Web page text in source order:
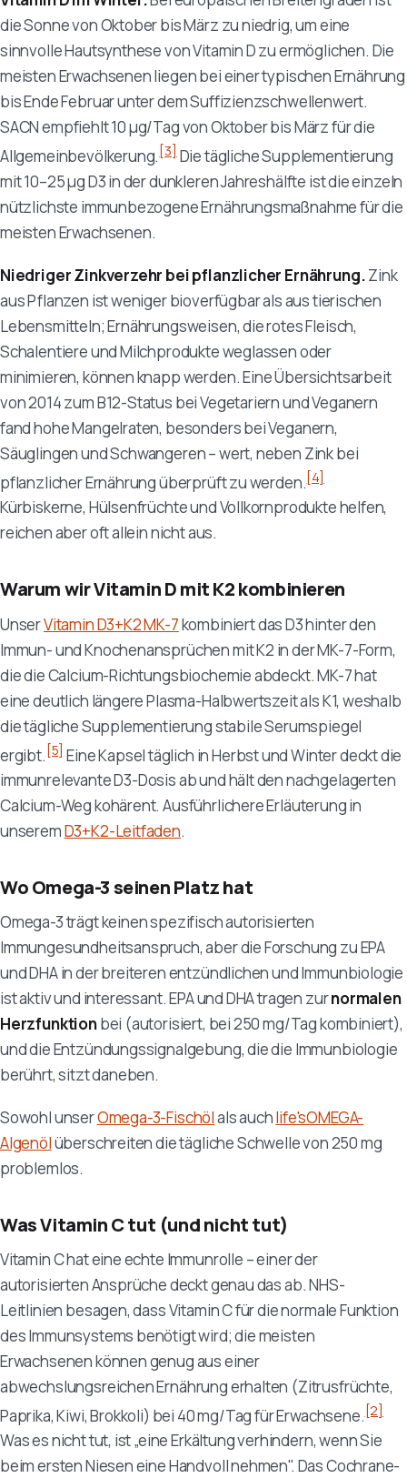
die Sonne von Oktober bis März zu niedrig, um eine
sinnvolle Hautsynthese von Vitamin D zu ermöglichen. Die
meisten Erwachsenen liegen bei einer typischen Ernährung
bis Ende Februar unter dem Suffizienzschwellenwert.
SACN empfiehlt 10 µg/Tag von Oktober bis März für die
Allgemeinbevölkerung. [3] Die tägliche Supplementierung
mit 10–25 µg D3 in der dunkleren Jahreshälfte ist die einzeln
nützlichste immunbezogene Ernährungsmaßnahme für die
meisten Erwachsenen.
Niedriger Zinkverzehr bei pflanzlicher Ernährung.Zink
aus Pflanzen ist weniger bioverfügbar als aus tierischen
Lebensmitteln; Ernährungsweisen, die rotes Fleisch,
Schalentiere und Milchprodukte weglassen oder
minimieren, können knapp werden. Eine Übersichtsarbeit
von 2014 zum B12-Status bei Vegetariern und Veganern
fand hohe Mangelraten, besonders bei Veganern,
Säuglingen und Schwangeren – wert, neben Zink bei
pflanzlicher Ernährung überprüft zu werden.[4]
Kürbiskerne, Hülsenfrüchte und Vollkornprodukte helfen,
reichen aber oft allein nicht aus.
Warum wir Vitamin D mit K2 kombinieren
UnserVitamin D3+K2 MK-7kombiniert das D3 hinter den
Immun- und Knochenansprüchen mit K2 in der MK-7-Form,
die die Calcium-Richtungsbiochemie abdeckt. MK-7 hat
eine deutlich längere Plasma-Halbwertszeit als K1, weshalb
die tägliche Supplementierung stabile Serumspiegel
ergibt.[5]Eine Kapsel täglich in Herbst und Winter deckt die
immunrelevante D3-Dosis ab und hält den nachgelagerten
Calcium-Weg kohärent. Ausführlichere Erläuterung in
unseremD3+K2-Leitfaden.
Wo Omega-3 seinen Platz hat
Omega-3 trägt keinen spezifisch autorisierten
Immungesundheitsanspruch, aber die Forschung zu EPA
und DHA in der breiteren entzündlichen und Immunbiologie
ist aktiv und interessant. EPA und DHA tragen zurnormalen
Herzfunktionbei (autorisiert, bei 250 mg/Tag kombiniert),
und die Entzündungssignalgebung, die die Immunbiologie
berührt, sitzt daneben.
Sowohl unserOmega-3-Fischölals auchlife'sOMEGA-
Algenölüberschreiten die tägliche Schwelle von 250 mg
problemlos.
Was Vitamin C tut (und nicht tut)
Vitamin C hat eine echte Immunrolle – einer der
autorisierten Ansprüche deckt genau das ab. NHS-
Leitlinien besagen, dass Vitamin C für die normale Funktion
des Immunsystems benötigt wird; die meisten
Erwachsenen können genug aus einer
abwechslungsreichen Ernährung erhalten (Zitrusfrüchte,
Paprika, Kiwi, Brokkoli) bei 40 mg/Tag für Erwachsene.[2]
Was es nicht tut, ist „eine Erkältung verhindern, wenn Sie
beim ersten Niesen eine Handvoll nehmen". Das Cochrane-